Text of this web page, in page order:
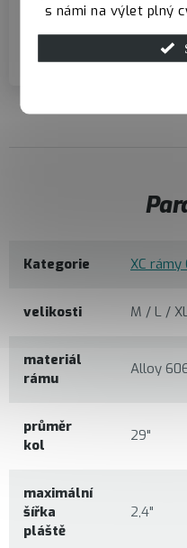
s námi na výlet plný
Zadní pevná osa
Kategorie XC rámy
velikosti M / L /
materiál
rámu
Alloy
průměr
kol
29"
maximální
šířka
pláště
2,4"